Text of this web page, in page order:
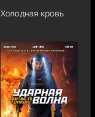
Холодная кровь